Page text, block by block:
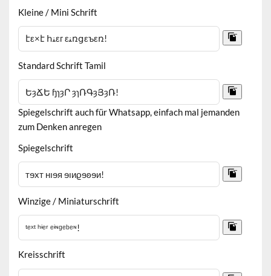
Kleine / Mini Schrift
Standard Schrift Tamil
Spiegelschrift auch für Whatsapp, einfach mal jemanden
zum Denken anregen
Spiegelschrift
Winzige / Miniaturschrift
Kreisschrift